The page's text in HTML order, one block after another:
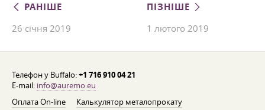
РАНІШЕ
26 січня 2019
ПІЗНІШЕ
1 лютого 2019
Телефон у Buffalo:+1 716 910 04 21
E-mail: info@auremo.eu
Оплата On-line
Калькулятор металопрокату